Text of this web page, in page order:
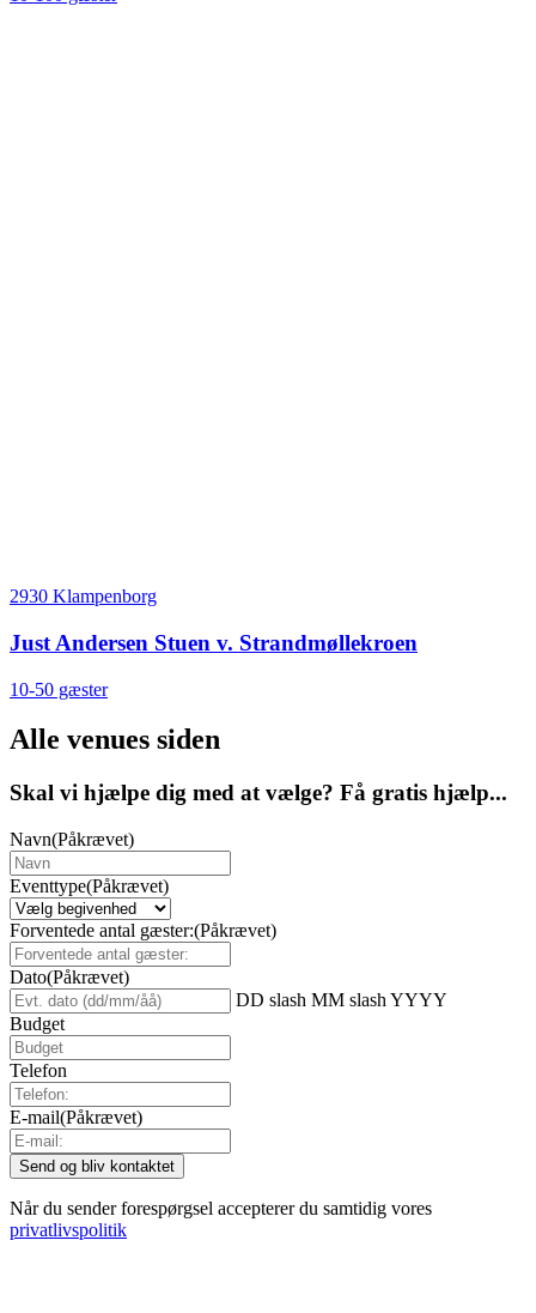
2930 Klampenborg
Just Andersen Stuen v. Strandmøllekroen
10-50 gæster
Alle venues siden
Skal vi hjælpe dig med at vælge? Få gratis hjælp...
Navn(Påkrævet)
Eventtype(Påkrævet)
Forventede antal gæster:(Påkrævet)
Dato(Påkrævet)
DD slash MM slash YYYY
Budget
Telefon
E-mail(Påkrævet)
Når du sender forespørgsel accepterer du samtidig vores
privatlivspolitik